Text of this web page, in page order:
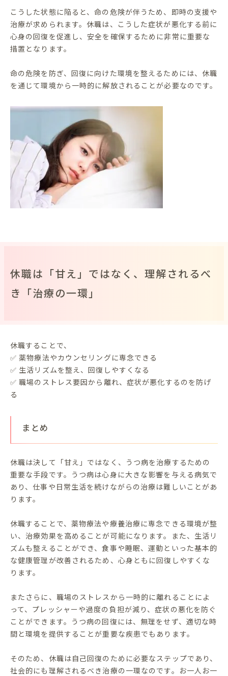
こうした状態に陥ると、命の危険が伴うため、即時の支援や
治療が求められます。休職は、こうした症状が悪化する前に
心身の回復を促進し、安全を確保するために非常に重要な
措置となります。
命の危険を防ぎ、回復に向けた環境を整えるためには、休職
を通じて環境から一時的に解放されることが必要なのです。
休職は「甘え」ではなく、理解されるべ
き「治療の一環」
休職することで、
✅ 薬物療法やカウンセリングに専念できる
✅ 生活リズムを整え、回復しやすくなる
✅ 職場のストレス要因から離れ、症状が悪化するのを防げ
る
まとめ
休職は決して「甘え」ではなく、うつ病を治療するための
重要な手段です。うつ病は心身に大きな影響を与える病気で
あり、仕事や日常生活を続けながらの治療は難しいことがあ
ります。
休職することで、薬物療法や療養治療に専念できる環境が整
い、治療効果を高めることが可能になります。また、生活リ
ズムも整えることができ、食事や睡眠、運動といった基本的
な健康管理が改善されるため、心身ともに回復しやすくな
ります。
またさらに、職場のストレスから一時的に離れることによ
って、プレッシャーや過度の負担が減り、症状の悪化を防ぐ
ことができます。うつ病の回復には、無理をせず、適切な時
間と環境を提供することが重要な疾患でもあります。
そのため、休職は自己回復のために必要なステップであり、
社会的にも理解されるべき治療の一環なのです。お一人お一